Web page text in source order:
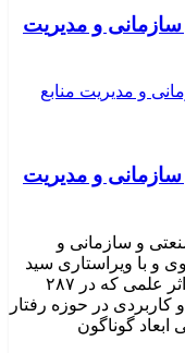
و مدیریت
و مدیریت
و سازمانی و
و با ویراستاری سید
محمدرضا حسینی علی‌آباد منتشر شد. این اثر علمی که در ۲۸۷
در حوزه رفتار
گوناگون